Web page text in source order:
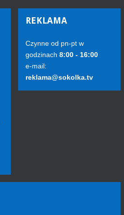
REKLAMA
Czynne od pn-pt w
godzinach 8:00 - 16:00
e-mail:
reklama@sokolka.tv